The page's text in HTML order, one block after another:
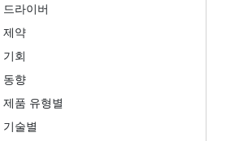
드라이버
제약
기회
동향
제품 유형별
기술별